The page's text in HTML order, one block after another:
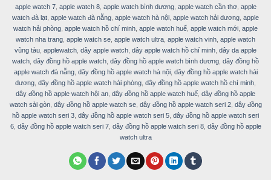
apple watch 7, apple watch 8, apple watch bình dương, apple watch cần thơ, apple
watch đà lạt apple watch đà nẵng apple watch hà nội apple watch hải dương apple
watch hải phòng apple watch hồ chí minh apple watch huế apple watch mới apple
watch nha trang apple watch se apple watch ultra apple watch vinh apple watch
vũng tàu applewatch dây apple watch dây apple watch hồ chí minh dây da apple
watch dây đồng hồ apple watch dây đồng hồ apple watch bình dương dây đồng hồ
apple watch đà nẵng, dây đồng hồ apple watch hà nội, dây đồng hồ apple watch hải
dương dây đồng hồ apple watch hải phòng dây đồng hồ apple watch hồ chí minh
dây đồng hồ apple watch hội an dây đồng hồ apple watch huế dây đồng hồ apple
watch sài gòn, dây đồng hồ apple watch se, dây đồng hồ apple watch seri 2, dây đồng
hồ apple watch seri 3 dây đồng hồ apple watch seri 5 dây đồng hồ apple watch seri
6, dây đồng hồ apple watch seri 7, dây đồng hồ apple watch seri 8, dây đồng hồ apple
watch ultra